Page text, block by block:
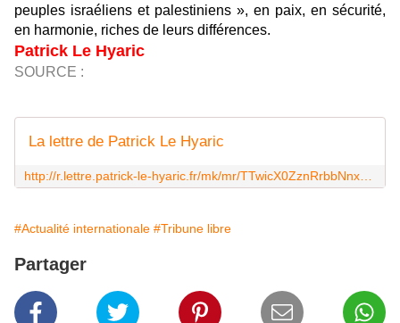
peuples israéliens et palestiniens », en paix, en sécurité,
en harmonie, riches de leurs différences.
Patrick Le Hyaric
SOURCE :
La lettre de Patrick Le Hyaric
#Actualité internationale #Tribune libre
Partager